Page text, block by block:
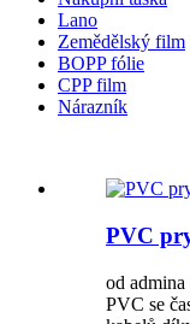
Lano
Zemědělský film
BOPP fólie
CPP film
Nárazník
PVC
od
PVC se